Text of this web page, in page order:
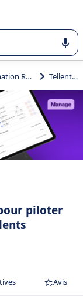
sélection de
Système d'information RH (SIRH) Tellent HR
piloter
Avis